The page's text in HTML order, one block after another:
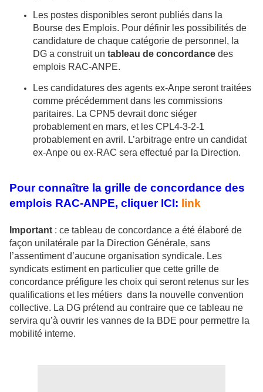
Les postes disponibles seront publiés dans la
Bourse des Emplois. Pour définir les possibilités de
candidature de chaque catégorie de personnel, la
DG a construit un tableau de concordance des
emplois RAC-ANPE.
Les candidatures des agents ex-Anpe seront traitées
comme précédemment dans les commissions
paritaires. La CPN5 devrait donc siéger
probablement en mars, et les CPL4-3-2-1
probablement en avril. L’arbitrage entre un candidat
ex-Anpe ou ex-RAC sera effectué par la Direction.
Pour connaître la grille de concordance des
emplois RAC-ANPE, cliquer ICI: link
Important : ce tableau de concordance a été élaboré de
façon unilatérale par la Direction Générale, sans
l’assentiment d’aucune organisation syndicale. Les
syndicats estiment en particulier que cette grille de
concordance préfigure les choix qui seront retenus sur les
qualifications et les métiers dans la nouvelle convention
collective. La DG prétend au contraire que ce tableau ne
servira qu’à ouvrir les vannes de la BDE pour permettre la
mobilité interne.